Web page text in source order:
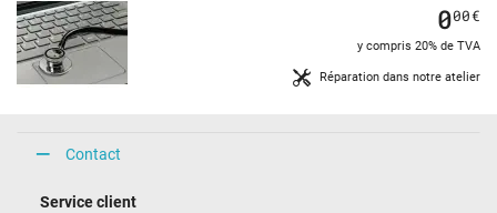
Réparation dans notre atelier
000€
y compris 20% de TVA
Contact
Service client